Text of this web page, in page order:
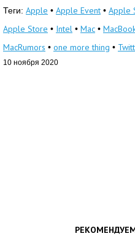
Теги: Apple • Apple Event • Apple
Apple Store • Intel • Mac •
MacRumors • one more thing •
10 ноября 2020